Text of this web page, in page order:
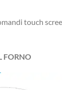
touch
FORNO